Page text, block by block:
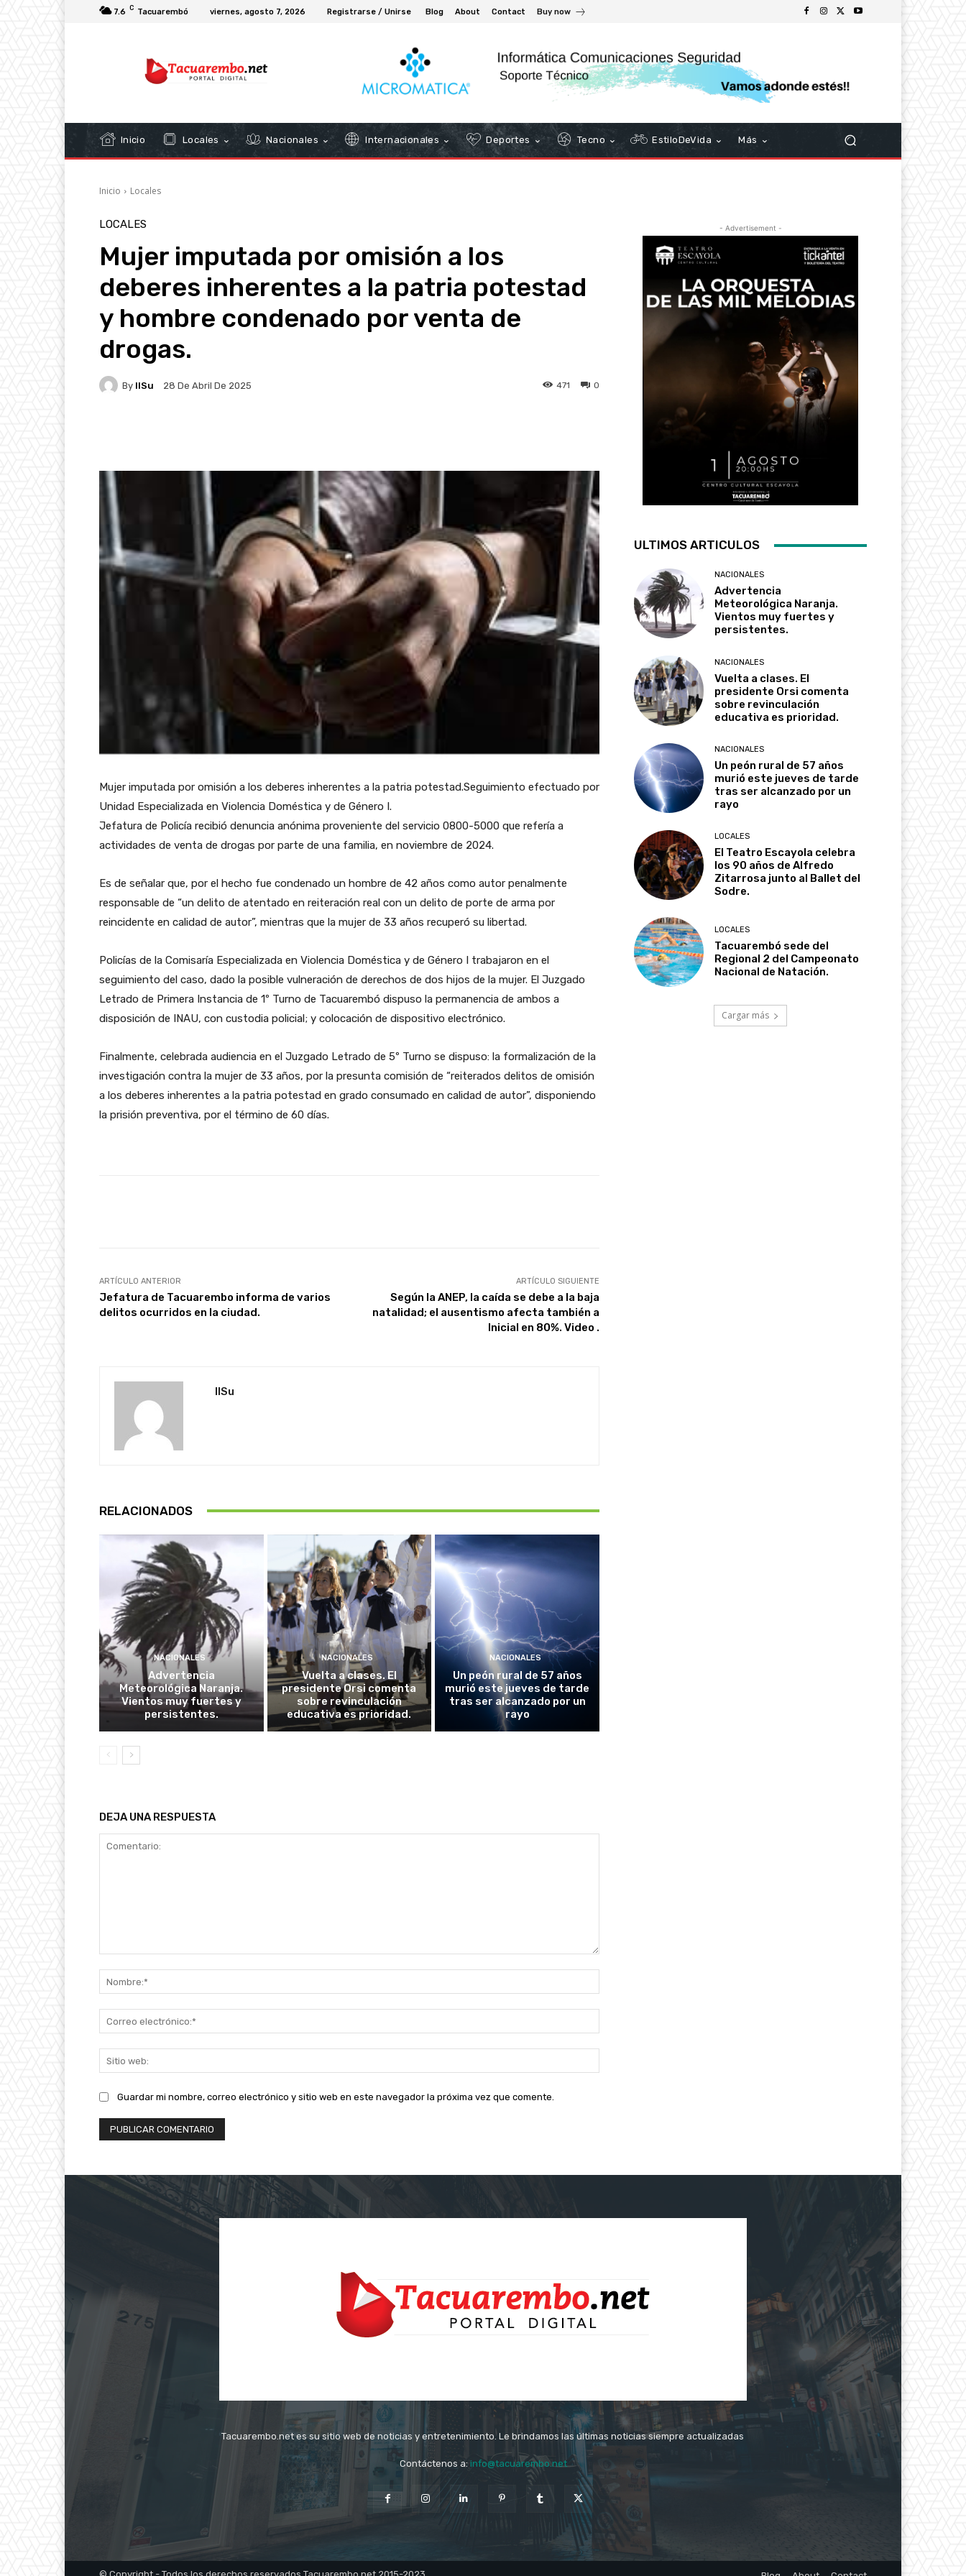
7.6 C Tacuarembó viernes, agosto 7, 2026 Registrarse / Unirse Blog About Contact Buy now
Inicio Locales Nacionales Internacionales Deportes Tecno EstiloDeVida Más
Inicio Locales
LOCALES
Mujer imputada por omisión a los
deberes inherentes a la patria potestad
y hombre condenado por venta de
drogas.
By IlSu 28 De Abril De 2025 0
471
Mujer imputada por omisión a los deberes inherentes a la patria potestad.Seguimiento efectuado por
Unidad Especializada en Violencia Doméstica y de Género I.
Jefatura de Policía recibió denuncia anónima proveniente del servicio 0800-5000 que refería a
actividades de venta de drogas por parte de una familia, en noviembre de 2024.
Es de señalar que, por el hecho fue condenado un hombre de 42 años como autor penalmente
responsable de “un delito de atentado en reiteración real con un delito de porte de arma por
reincidente en calidad de autor”, mientras que la mujer de 33 años recuperó su libertad.
Policías de la Comisaría Especializada en Violencia Doméstica y de Género I trabajaron en el
seguimiento del caso, dado la posible vulneración de derechos de dos hijos de la mujer. El Juzgado
Letrado de Primera Instancia de 1º Turno de Tacuarembó dispuso la permanencia de ambos a
disposición de INAU, con custodia policial; y colocación de dispositivo electrónico.
Finalmente, celebrada audiencia en el Juzgado Letrado de 5º Turno se dispuso: la formalización de la
investigación contra la mujer de 33 años, por la presunta comisión de “reiterados delitos de omisión
a los deberes inherentes a la patria potestad en grado consumado en calidad de autor”, disponiendo
la prisión preventiva, por el término de 60 días.
ARTÍCULO ANTERIOR
Jefatura de Tacuarembo informa de varios
delitos ocurridos en la ciudad.
ARTÍCULO SIGUIENTE
Según la ANEP, la caída se debe a la baja
natalidad; el ausentismo afecta también a
Inicial en 80%. Video .
IlSu
RELACIONADOS
NACIONALES
Advertencia
Meteorológica Naranja.
Vientos muy fuertes y
persistentes.
NACIONALES
Vuelta a clases. El
presidente Orsi comenta
sobre revinculación
educativa es prioridad.
NACIONALES
Un peón rural de 57 años
murió este jueves de tarde
tras ser alcanzado por un
rayo
DEJA UNA RESPUESTA
electrónico:*
web:
Guardar mi nombre, correo electrónico y sitio web en este navegador la próxima vez que comente.
- Advertisement -
ULTIMOS ARTICULOS
NACIONALES
Advertencia
Meteorológica Naranja.
Vientos muy fuertes y
persistentes.
NACIONALES
Vuelta a clases. El
presidente Orsi comenta
sobre revinculación
educativa es prioridad.
NACIONALES
Un peón rural de 57 años
murió este jueves de tarde
tras ser alcanzado por un
rayo
LOCALES
El Teatro Escayola celebra
los 90 años de Alfredo
Zitarrosa junto al Ballet del
Sodre.
LOCALES
Tacuarembó sede del
Regional 2 del Campeonato
Nacional de Natación.
Cargar más
Tacuarembo.net es su sitio web de noticias y entretenimiento. Le brindamos las últimas noticias siempre actualizadas
Contáctenos a: info@tacuarembo.net